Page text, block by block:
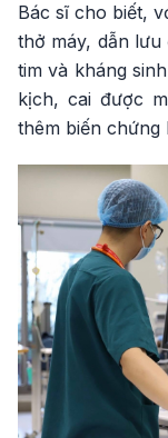
Bác sĩ cho biết,
thở máy, dẫn
tim và kháng
kịch, cai được
thêm biến chứng